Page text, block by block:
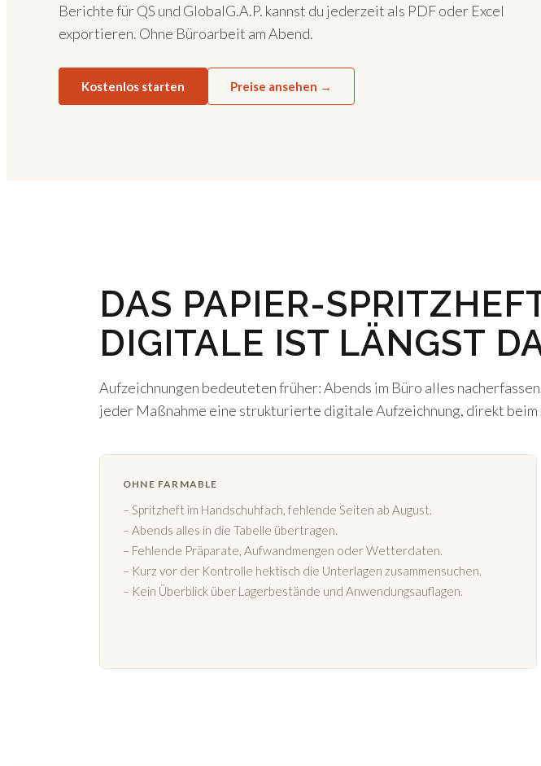
Berichte für QS und GlobalG.A.P. kannst du jederzeit als PDF oder Excel
exportieren. Ohne Büroarbeit am Abend.
Kostenlos starten Preise ansehen →
DAS PAPIER-
DIGITALE IST LÄNGST
Aufzeichnungen bedeuteten früher: Abends im Büro alles
jeder Maßnahme eine strukturierte digitale Aufzeichnung, direkt beim
OHNE FARMABLE
– Spritzheft im Handschuhfach, fehlende Seiten ab August.
– Abends alles in die Tabelle übertragen.
– Fehlende Präparate, Aufwandmengen oder Wetterdaten.
– Kurz vor der Kontrolle hektisch die Unterlagen zusammensuchen.
– Kein Überblick über Lagerbestände und Anwendungsauflagen.